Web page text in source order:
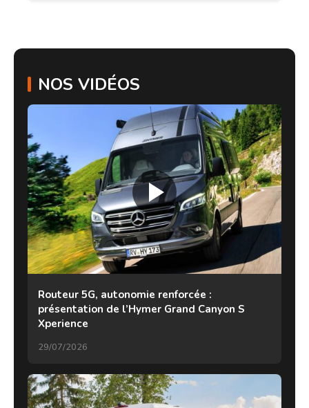
NOS VIDÉOS
Routeur 5G, autonomie renforcée :
présentation de l’Hymer Grand Canyon S
Xperience
29/07/2026